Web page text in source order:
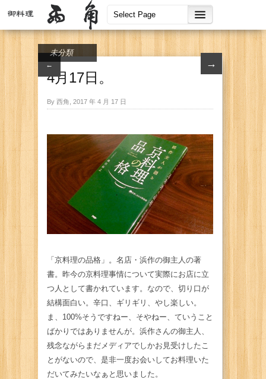
← →
未分類
4月17日。
By 西角, 2017 年 4 月 17 日
「京料理の品格」。名店・浜作の御主人の著
書。昨今の京料理事情について実際にお店に立
つ人として書かれています。なので、切り口が
結構面白い。辛口、ギリギリ、やし楽しい。
ま、100%そうですねー、そやねー、ていうこと
ばかりではありませんが。浜作さんの御主人、
残念ながらまだメディアでしかお見受けしたこ
とがないので、是非一度お会いしてお料理いた
だいてみたいなぁと思いました。